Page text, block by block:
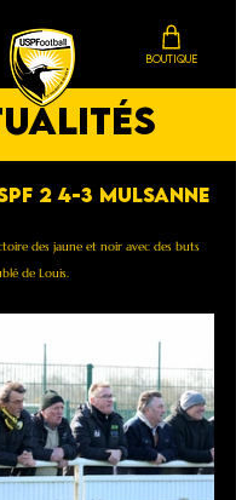
BOUTIQUE
2 4-3 Mulsanne
des jaune et noir avec des buts
de Louis.